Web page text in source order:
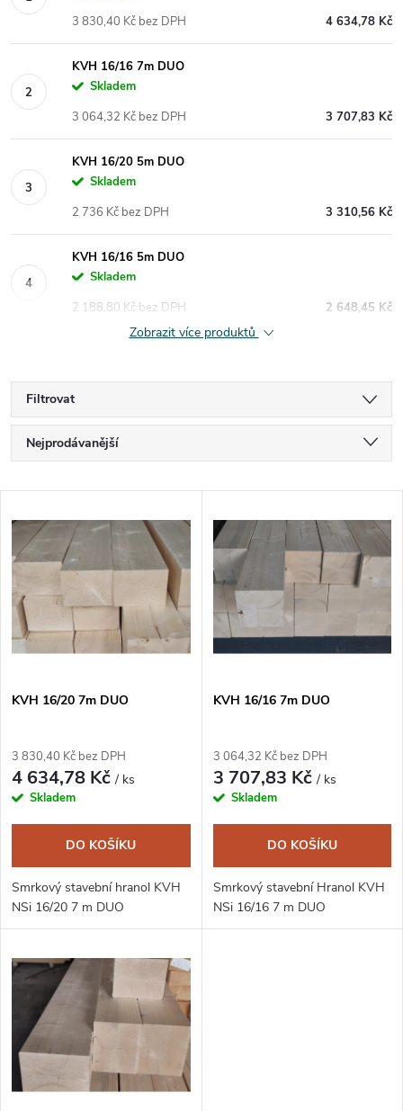
4 634,78 Kč
3 830,40 Kč bez DPH
KVH 16/16 7m DUO
Skladem
3 707,83 Kč
3 064,32 Kč bez DPH
KVH 16/20 5m DUO
Skladem
3 310,56 Kč
2 736 Kč bez DPH
KVH 16/16 5m DUO
Skladem
2 648,45 Kč
2 188,80 Kč bez DPH
Zobrazit více produktů
Filtrovat
Ř
a
z
e
n
í
p
r
o
u
k
t
ů
Nejprodávanější
Abecedně
V
ý
p
i
s
r
o
d
u
k
ů
KVH 16/20 7m DUO
3 830,40 Kč bez DPH
4 634,78 Kč/ ks
Skladem
DO KOŠÍKU
Smrkový stavební hranol KVH
NSi 16/20 7 m DUO
KVH 16/16 7m DUO
3 064,32 Kč bez DPH
3 707,83 Kč/ ks
Skladem
DO KOŠÍKU
Smrkový stavební Hranol KVH
NSi 16/16 7 m DUO